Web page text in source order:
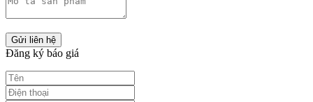
Gửi liên hệ
Đăng ký báo giá